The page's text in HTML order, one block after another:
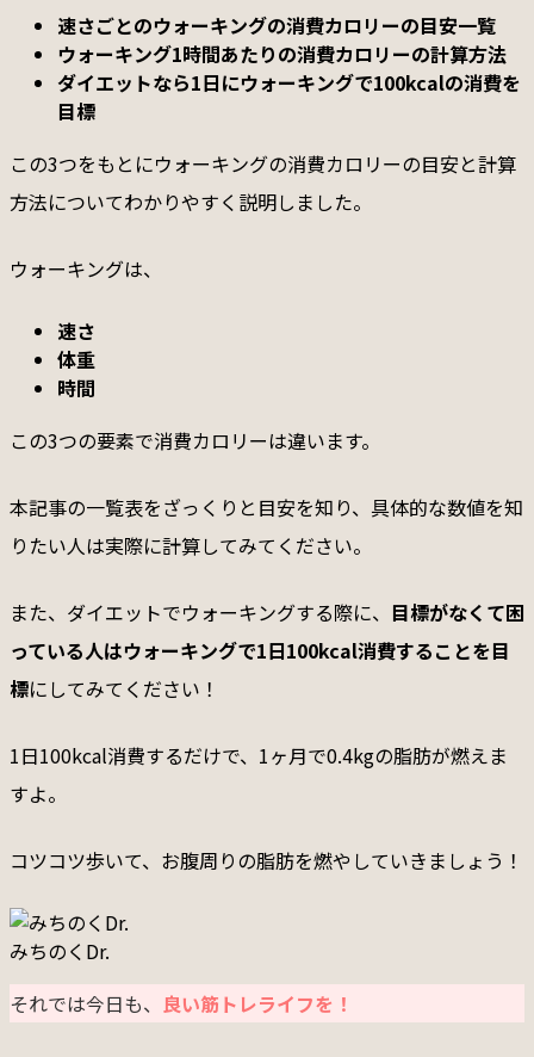
速さごとのウォーキングの消費カロリーの目安一覧
ウォーキング1時間あたりの消費カロリーの計算方法
ダイエットなら1日にウォーキングで100kcalの消費を
目標
この3つをもとにウォーキングの消費カロリーの目安と計算
方法についてわかりやすく説明しました。
ウォーキングは、
速さ
体重
時間
この3つの要素で消費カロリーは違います。
本記事の一覧表をざっくりと目安を知り、具体的な数値を知
りたい人は実際に計算してみてください。
また、ダイエットでウォーキングする際に、 目標がなくて困
っている人はウォーキングで1日100kcal消費することを目
標にしてみてください！
1日100kcal消費するだけで、1ヶ月で0.4kgの脂肪が燃えま
すよ。
コツコツ歩いて、お腹周りの脂肪を燃やしていきましょう！
みちのくDr.
それでは今日も、 良い筋トレライフを！